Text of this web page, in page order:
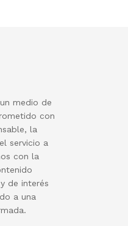
medio de
con
la
servicio a
con la
de interés
a una